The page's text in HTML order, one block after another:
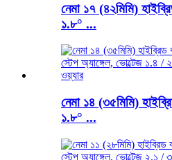
নেমা ১৭ (৪২মিমি)
১.৮° ...
নেমা ১৪ (৩৫মিমি)
১.৮° ...